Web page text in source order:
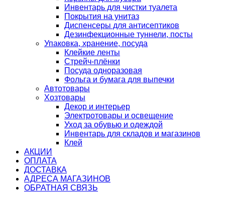
Инвентарь для чистки туалета
Покрытия на унитаз
Диспенсеры для антисептиков
Дезинфекционные туннели, посты
Упаковка, хранение, посуда
Клейкие ленты
Стрейч-плёнки
Посуда одноразовая
Фольга и бумага для выпечки
Автотовары
Хозтовары
Декор и интерьер
Электротовары и освещение
Уход за обувью и одеждой
Инвентарь для складов и магазинов
Клей
АКЦИИ
ОПЛАТА
ДОСТАВКА
АДРЕСА МАГАЗИНОВ
ОБРАТНАЯ СВЯЗЬ